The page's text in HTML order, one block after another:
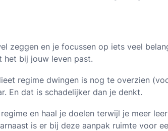
zeggen en je focussen op iets veel
het bij jouw leven past.
regime dwingen is nog te overzien
En dat is schadelijker dan je denkt.
en haal je doelen terwijl je meer
is er bij deze aanpak ruimte voor